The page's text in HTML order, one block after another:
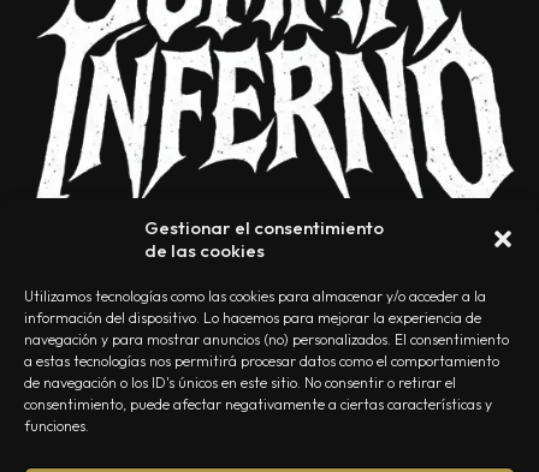
Gestionar el consentimiento
de las cookies
Utilizamos tecnologías como las cookies para almacenar y/o acceder a la
información del dispositivo. Lo hacemos para mejorar la experiencia de
navegación y para mostrar anuncios (no) personalizados. El consentimiento
a estas tecnologías nos permitirá procesar datos como el comportamiento
de navegación o los ID's únicos en este sitio. No consentir o retirar el
consentimiento, puede afectar negativamente a ciertas características y
funciones.
NOSOTROS CONTACTO EDITORIAL POLÍTICA DE PRIVACIDAD